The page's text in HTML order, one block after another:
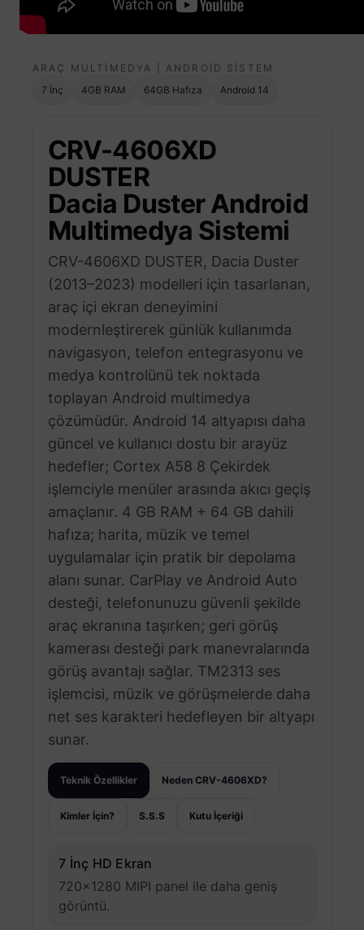
ARAÇ MULTIMEDYA | ANDROID SISTEM
7 İnç
4GB RAM 64GB Hafıza Android 14
CRV-4606XD
DUSTER
Dacia Duster Android
Multimedya Sistemi
CRV-4606XD DUSTER, Dacia Duster
(2013–2023) modelleri için tasarlanan,
araç içi ekran deneyimini
modernleştirerek günlük kullanımda
navigasyon, telefon entegrasyonu ve
medya kontrolünü tek noktada
toplayan Android multimedya
çözümüdür. Android 14 altyapısı daha
güncel ve kullanıcı dostu bir arayüz
hedefler; Cortex A58 8 Çekirdek
işlemciyle menüler arasında akıcı geçiş
amaçlanır. 4 GB RAM + 64 GB dahili
hafıza; harita, müzik ve temel
uygulamalar için pratik bir depolama
alanı sunar. CarPlay ve Android Auto
desteği, telefonunuzu güvenli şekilde
araç ekranına taşırken; geri görüş
kamerası desteği park manevralarında
görüş avantajı sağlar. TM2313 ses
işlemcisi, müzik ve görüşmelerde daha
net ses karakteri hedefleyen bir altyapı
sunar.
Teknik Özellikler Neden CRV-4606XD?
Kimler İçin? S.S.S Kutu İçeriği
7 İnç HD Ekran
720×1280 MIPI panel ile daha geniş
görüntü.